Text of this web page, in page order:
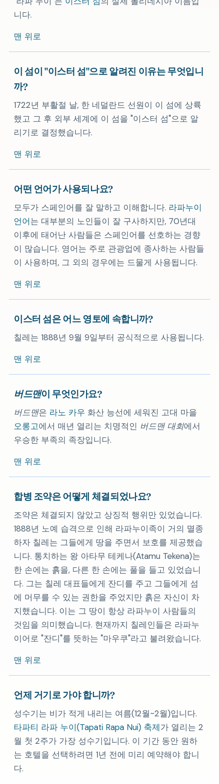
니다.
맨 위로
이 섬이 "이스터 섬"으로 알려진 이유는 무엇입니
까?
1722년 부활절 날, 한 네덜란드 선원이 이 섬에 상륙
했고 그 후 외부 세계에 이 섬을 "이스터 섬"으로 알
리기로 결정했습니다.
맨 위로
어떤 언어가 사용되나요?
모두가 스페인어를 잘 말하고 이해합니다. 라파누이
언어는 대부분의 노인들이 잘 구사하지만, 70년대
이후에 태어난 사람들은 스페인어를 선호하는 경향
이 많습니다. 영어는 주로 관광업에 종사하는 사람들
이 사용하며, 그 외의 경우에는 드물게 사용됩니다.
맨 위로
이스터 섬은 어느 영토에 속합니까?
칠레는 1888년 9월 9일부터 공식적으로 사용됩니다.
맨 위로
버드맨이 무엇인가요?
버드맨은 라노 카우 화산 능선에 세워진 고대 마을
오롱고에서 매년 열리는 치명적인 버드맨 대회에서
우승한 부족의 족장입니다.
맨 위로
합병 조약은 어떻게 체결되었나요?
조약은 체결되지 않았고 상징적 행위만 있었습니다.
1888년 노예 습격으로 인해 라파누이족이 거의 멸종
하자 칠레는 그들에게 땅을 주면서 보호를 제공했습
니다. 통치하는 왕 아타무 테케나(Atamu Tekena)는
한 손에는 흙을, 다른 한 손에는 풀을 들고 있었습니
다. 그는 칠레 대표들에게 잔디를 주고 그들에게 섬
에 머무를 수 있는 권한을 주었지만 흙은 자신이 차
지했습니다. 이는 그 땅이 항상 라파누이 사람들의
것임을 의미했습니다. 현재까지 칠레인들은 라파누
이어로 "잔디"를 뜻하는 "마우쿠"라고 불려왔습니다.
맨 위로
언제 거기로 가야 합니까?
성수기는 비가 적게 내리는 여름(12월~2월)입니다.
타파티 라파 누이(Tapati Rapa Nui) 축제가 열리는 2
월 첫 2주가 가장 성수기입니다. 이 기간 동안 원하
는 호텔을 선택하려면 1년 전에 미리 예약해야 합니
다.